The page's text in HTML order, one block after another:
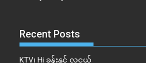
Recent Posts
KTV၊ Hi ခန်းနှင့် လူငယ်